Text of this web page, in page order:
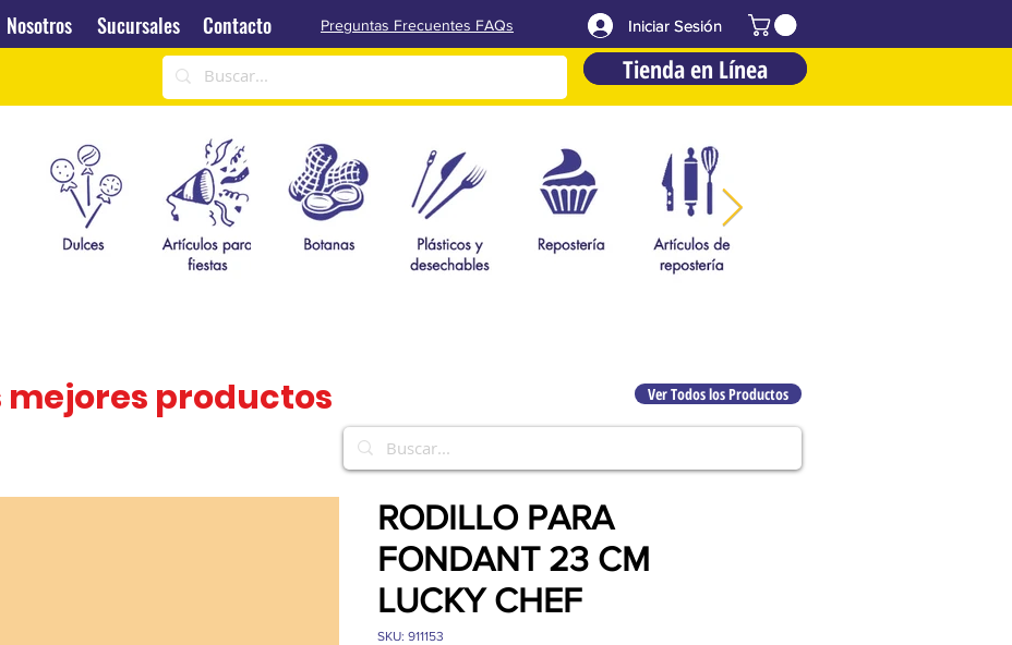
Sucursales Contacto Preguntas Frecuentes FAQs Iniciar Sesión
Tienda en Línea
Tienda en Línea
Nosotros Sucursales Contacto Iniciar Sesión
RODILLO PARA
FONDANT 23 CM
LUCKY CHEF
SKU: 911153
mejores productos Ver Todos los Productos